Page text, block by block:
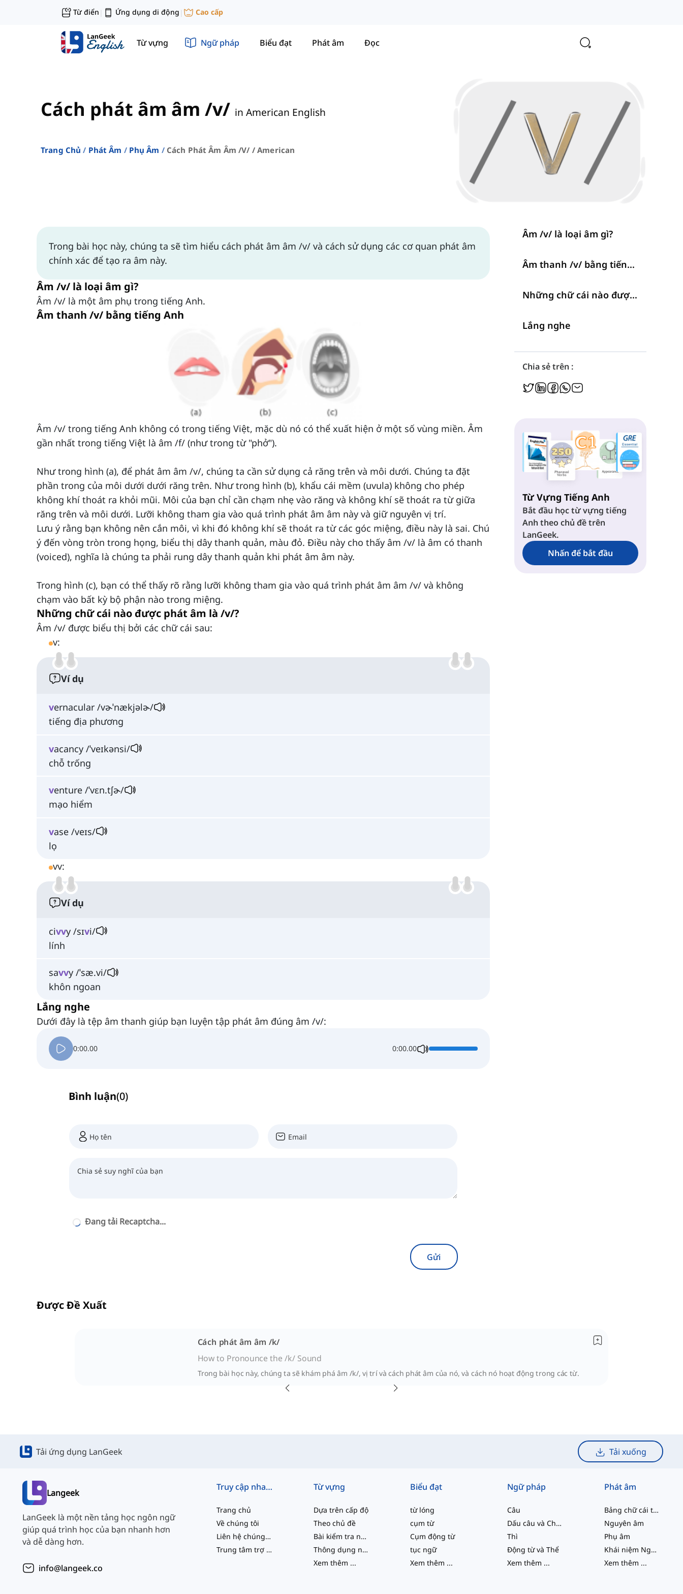
Từ điển | Ứng dụng di động | Cao cấp
Từ vựng Ngữ pháp Biểu đạt Phát âm Đọc
Cách phát âm âm /v/ in American English
Trang Chủ Phát Âm Phụ Âm Cách Phát Âm Âm /v/ / American
Trong bài học này, chúng ta sẽ tìm hiểu cách phát âm âm /v/ và cách sử dụng các cơ quan phát âm
chính xác để tạo ra âm này.
Âm /v/ là loại âm gì?
Âm /v/ là một âm phụ trong tiếng Anh.
Âm thanh /v/ bằng tiếng Anh
Âm /v/ trong tiếng Anh không có trong tiếng Việt, mặc dù nó có thể xuất hiện ở một số vùng miền. Âm
gần nhất trong tiếng Việt là âm /f/ (như trong từ "phở").
Như trong hình (a), để phát âm âm /v/, chúng ta cần sử dụng cả răng trên và môi dưới. Chúng ta đặt
phần trong của môi dưới dưới răng trên. Như trong hình (b), khẩu cái mềm (uvula) không cho phép
không khí thoát ra khỏi mũi. Môi của bạn chỉ cần chạm nhẹ vào răng và không khí sẽ thoát ra từ giữa
răng trên và môi dưới. Lưỡi không tham gia vào quá trình phát âm âm này và giữ nguyên vị trí.
Lưu ý rằng bạn không nên cắn môi, vì khi đó không khí sẽ thoát ra từ các góc miệng, điều này là sai. Chú
ý đến vòng tròn trong họng, biểu thị dây thanh quản, màu đỏ. Điều này cho thấy âm /v/ là âm có thanh
(voiced), nghĩa là chúng ta phải rung dây thanh quản khi phát âm âm này.
Trong hình (c), bạn có thể thấy rõ rằng lưỡi không tham gia vào quá trình phát âm âm /v/ và không
chạm vào bất kỳ bộ phận nào trong miệng.
Những chữ cái nào được phát âm là /v/?
Âm /v/ được biểu thị bởi các chữ cái sau:
v:
Ví dụ
vernacular /vɚˈnækjəlɚ/
tiếng địa phương
vacancy /ˈveɪkənsi/
chỗ trống
venture /ˈvɛn.tʃɚ/
mạo hiểm
vase /veɪs/
lọ
vv:
Ví dụ
civvy /sɪvi/
lính
savvy /ˈsæ.vi/
khôn ngoan
Lắng nghe
Dưới đây là tệp âm thanh giúp bạn luyện tập phát âm đúng âm /v/:
0:00.00 0:00.00
Bình luận(0)
Đang tải Recaptcha...
Gửi
Âm /v/ là loại âm gì?
Âm thanh /v/ bằng tiếng Anh
Những chữ cái nào được phát âm là /v/?
Lắng nghe
Chia sẻ trên :
Từ Vựng Tiếng Anh
Bắt đầu học từ vựng tiếng
Anh theo chủ đề trên
LanGeek.
Nhấn để bắt đầu
Được Đề Xuất
Cách phát âm âm /k/
How to Pronounce the /k/ Sound
Trong bài học này, chúng ta sẽ khám phá âm /k/, vị trí và cách phát âm của nó, và cách nó hoạt động trong các từ.
Tải ứng dụng LanGeek Tải xuống
Langeek
LanGeek là một nền tảng học ngôn ngữ
giúp quá trình học của bạn nhanh hơn
và dễ dàng hơn.
info@langeek.co
Truy cập nhanh
Trang chủ
Về chúng tôi
Liên hệ chúng tôi
Trung tâm trợ giúp
Từ vựng
Dựa trên cấp độ
Theo chủ đề
Bài kiểm tra năng lực
Thông dụng nhất
Xem thêm ...
Biểu đạt
từ lóng
cụm từ
Cụm động từ
tục ngữ
Xem thêm ...
Ngữ pháp
Câu
Dấu câu và Chính tả
Thì
Động từ và Thể
Xem thêm ...
Phát âm
Bảng chữ cái tiếng Anh
Nguyên âm
Phụ âm
Khái niệm Ngữ âm học
Xem thêm ...